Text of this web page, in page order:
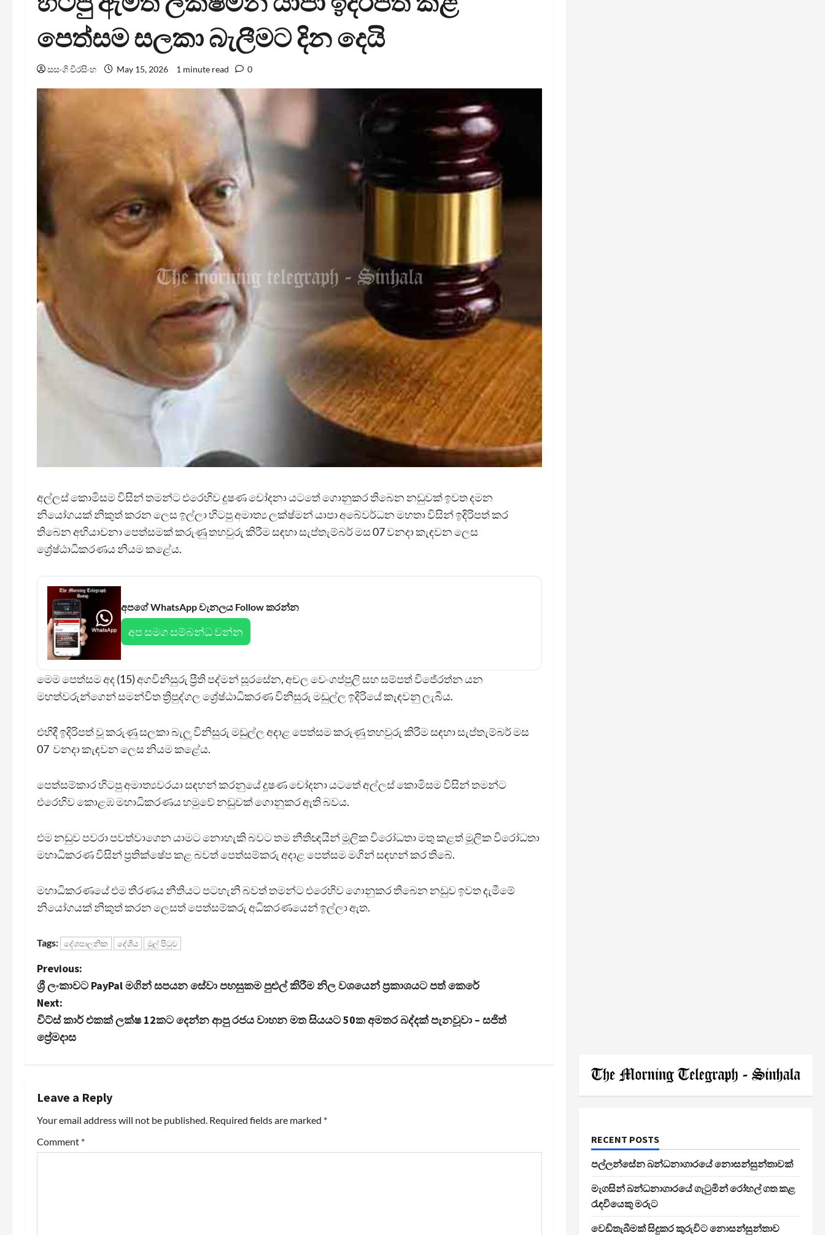
පෙත්සම සලකා බැලීමට දින දෙයි
සසංගි වීරසිංහ May 15, 2026 1 minute read 0
අල්ලස් කොමිසම විසින් තමන්ට එරෙහිව දූෂණ චෝදනා යටතේ ගොනුකර තිබෙන නඩුවක් ඉවත දමන
නියෝගයක් නිකුත් කරන ලෙස ඉල්ලා හිටපු අමාත්‍ය ලක්ෂ්මන් යාපා අබේවර්ධන මහතා විසින් ඉදිරිපත් කර
තිබෙන අභියාචනා පෙත්සමක් කරුණු තහවුරු කිරීම සඳහා සැප්තැම්බර් මස 07 වනදා කැඳවන ලෙස
ශ්‍රේෂ්ඨාධිකරණය නියම කළේය.
අපගේ WhatsApp චැනලය Follow කරන්න
අප සමග සම්බන්ධ වන්න
මෙම පෙත්සම අද (15) අගවිනිසුරු ප්‍රීති පද්මන් සූරසේන, අචල වෙංගප්පුලි සහ සම්පත් විජේරත්න යන
මහත්වරුන්ගෙන් සමන්විත ත්‍රිපුද්ගල ශ්‍රේෂ්ඨාධිකරණ විනිසුරු මඩුල්ල ඉදිරියේ කැඳවනු ලැබීය.
එහිදී ඉදිරිපත් වූ කරුණු සලකා බැලූ විනිසුරු මඩුල්ල අදාළ පෙත්සම කරුණු තහවුරු කිරීම සඳහා සැප්තැම්බර් මස
07 වනදා කැඳවන ලෙස නියම කළේය.
පෙත්සම්කාර හිටපු අමාත්‍යවරයා සඳහන් කරනුයේ දූෂණ චෝදනා යටතේ අල්ලස් කොමිසම විසින් තමන්ට
එරෙහිව කොළඹ මහාධිකරණය හමුවේ නඩුවක් ගොනුකර ඇති බවය.
එම නඩුව පවරා පවත්වාගෙන යාමට නොහැකි බවට තම නීතිඥයින් මූලික විරෝධතා මතු කළත් මූලික විරෝධතා
මහාධිකරණ විසින් ප්‍රතික්ෂේප කළ බවත් පෙත්සම්කරු අදාළ පෙත්සම මගින් සඳහන් කර තිබේ.
මහාධිකරණයේ එම තීරණය නීතියට පටහැනි බවත් තමන්ට එරෙහිව ගොනුකර තිබෙන නඩුව ඉවත දැමීමේ
නියෝගයක් නිකුත් කරන ලෙසත් පෙත්සම්කරු අධිකරණයෙන් ඉල්ලා ඇත.
Tags: දේශපාලනික දේශීය මුල් පිටුව
P
o
s
a
v
i
Previous:
ශ්‍රී ලංකාවට PayPal මගින් සපයන සේවා පහසුකම පුළුල් කිරීම නිල වශයෙන් ප්‍රකාශයට පත් කෙරේ
Next:
විට්ස් කාර් එකක් ලක්ෂ 12කට දෙන්න ආපු රජය වාහන මත සියයට 50ක අමතර බද්දක් පැනවූවා – සජිත්
ප්‍රේමදාස
Leave a Reply
Your email address will not be published. Required fields are marked *
Comment *
RECENT POSTS
පල්ලන්සේන බන්ධනාගාරයේ නොසන්සුන්තාවක්
මැගසින් බන්ධනාගාරයේ ගැටුමින් රෝහල් ගත කළ
රැඳවියෙකු මරුට
වෙඩිතැබීමක් සිදුකර කුරුවිට නොසන්සුන්තාව